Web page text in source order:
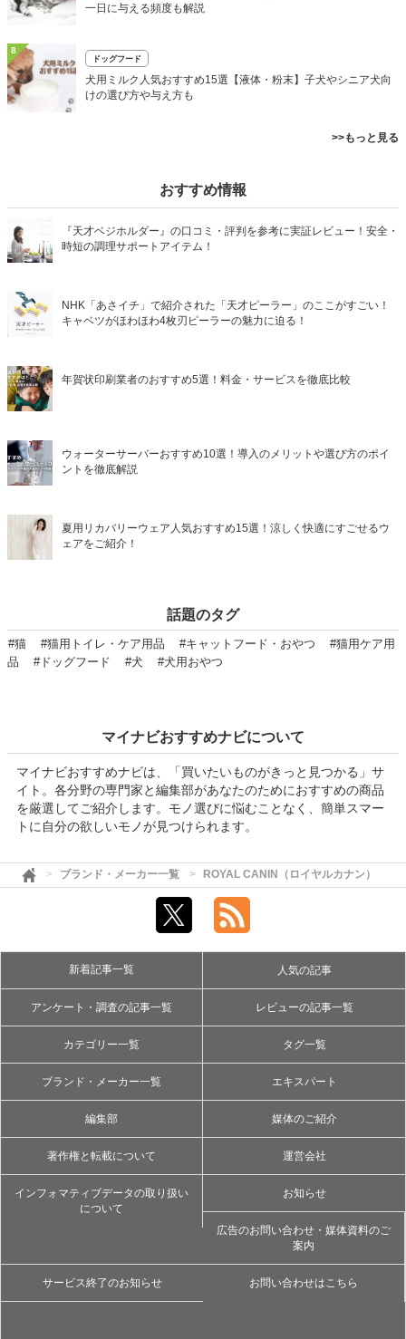
一日に与える頻度も解説
8
ドッグフード
犬用ミルク人気おすすめ15選【液体・粉末】子犬やシニア犬向
けの選び方や与え方も
>>もっと見る
おすすめ情報
『天才ベジホルダー』の口コミ・評判を参考に実証レビュー！安全・
時短の調理サポートアイテム！
NHK「あさイチ」で紹介された「天才ピーラー」のここがすごい！
キャベツがほわほわ4枚刃ピーラーの魅力に迫る！
年賀状印刷業者のおすすめ5選！料金・サービスを徹底比較
ウォーターサーバーおすすめ10選！導入のメリットや選び方のポイ
ントを徹底解説
夏用リカバリーウェア人気おすすめ15選！涼しく快適にすごせるウ
ェアをご紹介！
話題のタグ
#猫 #猫用トイレ・ケア用品 #キャットフード・おやつ
#猫用ケア用
品
#ドッグフード #犬 #犬用おやつ
マイナビおすすめナビについて
マイナビおすすめナビは、「買いたいものがきっと見つかる」サ
イト。各分野の専門家と編集部があなたのためにおすすめの商品
を厳選してご紹介します。モノ選びに悩むことなく、簡単スマー
トに自分の欲しいモノが見つけられます。
ブランド・メーカー一覧 ROYAL CANIN（ロイヤルカナン）
新着記事一覧 人気の記事
アンケート・調査の記事一覧 レビューの記事一覧
カテゴリー一覧 タグ一覧
ブランド・メーカー一覧 エキスパート
編集部 媒体のご紹介
著作権と転載について 運営会社
インフォマティブデータの取り扱い
について
お知らせ
広告のお問い合わせ・媒体資料のご
案内
サービス終了のお知らせ お問い合わせはこちら